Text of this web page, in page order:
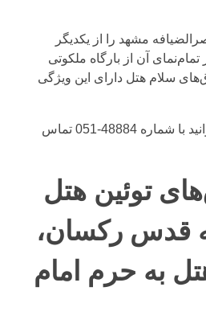
مشهد را از یکدیگر
آن از بارگاه ملکوتی
سلام هتل دارای این ویژگی
با شماره 48884-051
تماس
توئین هتل
قدس رکسان،
به حرم امام